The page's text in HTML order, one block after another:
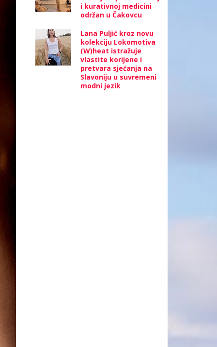
i kurativnoj medicini
održan u Čakovcu
Lana Puljić kroz novu
kolekciju Lokomotiva
(W)heat istražuje
vlastite korijene i
pretvara sjećanja na
Slavoniju u suvremeni
modni jezik